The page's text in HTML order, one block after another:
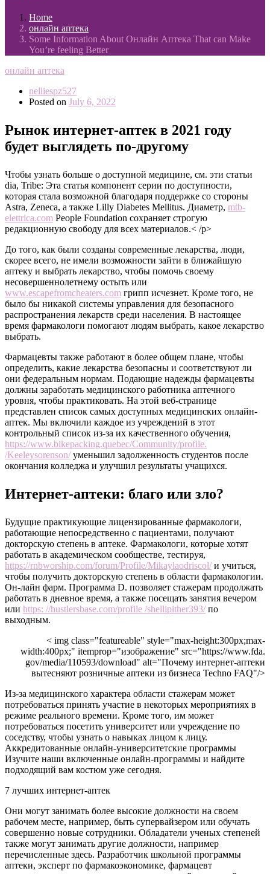
Home
онлайн аптека
Some Information About Онлайн Аптека That can Make
You’re feeling Better
онлайн аптека
nelliespz527
Posted on July 6, 2022
Рынок интернет-аптек в 2021 году
будет выглядеть по-другому
Чтобы узнать больше о доступной медицине, см. эти статьи
dia, Tribe: Эта статья компонент серии по доступности,
которая стала возможной благодаря поддержке со стороны
Astra, Zeneca, а также Lilly Diabetes Mellitus. Диаметр, mtb-
elettrica.com People Foundation сохраняет строгую
редакционную свободу для всех материалов.< /p>
До того, как были созданы современные лекарства, люди,
скорее всего, не имели возможности зайти в ближайшую
аптеку и выбрать лекарство, чтобы помочь своему
несовершеннолетнему остыть или
www.escapefromcheaters.com грипп исчезнет. Кроме того, не
было бы никакой системы управления для безопасного
распространения лекарств среди населения. В настоящее
время фармакологи помогают людям выбрать, какое лекарство
выбрать.
Фармацевты также работают в более общем плане, чтобы
определить, какие лекарства безопасны и соответствуют ли
они федеральным нормам. Подающие надежды фармацевты
должны заработать медицинского работника аптечного
уровня, чтобы практиковать. На этой веб-странице
представлен список самых доступных медицинских онлайн-
аптек. Мы включили каждое из учреждений в этот
контрольный список из-за их качественного обучения,
https://www.bikepacking.quebec/Community/profile.
/Keeleysorenson/уменьшил задолженность студентов после
окончания колледжа и улучшил результаты учащихся.
Интернет-аптеки: благо или зло?
Будущие практикующие лицензированные фармакологи,
работающие непосредственно с пациентами, получают
докторскую степень в аптеке. Фармакологи, которые хотят
работать в академическом сообществе, тестируя,
https://rnbworship.com/forum/Profile/Mikaylaodriscol/и учиться,
чтобы получить докторскую степень в области фармакологии.
Он-лайн фарм. Программа D. позволяет стажерам продолжать
работать в дневное время, а также посещать занятия вечером
или https: //hustlersbase.com/profile /shellipither393/по
выходным.
< img class="featureable" style="max-height:300px;max-
width:400px;" itemprop="изображение" src="https://www.fda.
gov/media/110593/download" alt="Почему интернет-аптеки
вытесняют розничные аптеки из бизнеса Techno FAQ"/>
Из-за медицинского характера области стажерам может
потребоваться принять участие в некоторых мероприятиях в
режиме реального времени. Кроме того, им может
потребоваться посетить университет или учреждение по
соседству, чтобы узнать о навыках лицом к лицу.
Аккредитованные онлайн-университетские программы
Изучите наши включенные онлайн-программы и найдите
подходящий вам костюм уже сегодня.
7 лучших интернет-аптек
Они могут занимать более высокие должности на своем
рабочем месте, например, быть супервайзером или обучать
совершенно новые сотрудники. Обладатели ученых степеней
также могут занимать другие должности, например
перечисленные здесь. Разработчик школьной программы
аптеки, эксперт по фармакоэкономике, фармацевт